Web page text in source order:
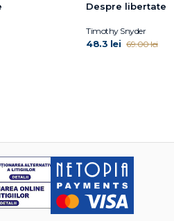
Despre libertate
Timothy Snyder
48.3 lei 69.00 lei